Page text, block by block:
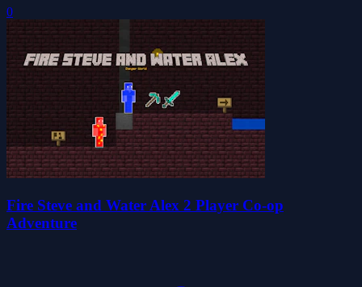
0
Fire Steve and Water Alex 2 Player Co-op
Adventure